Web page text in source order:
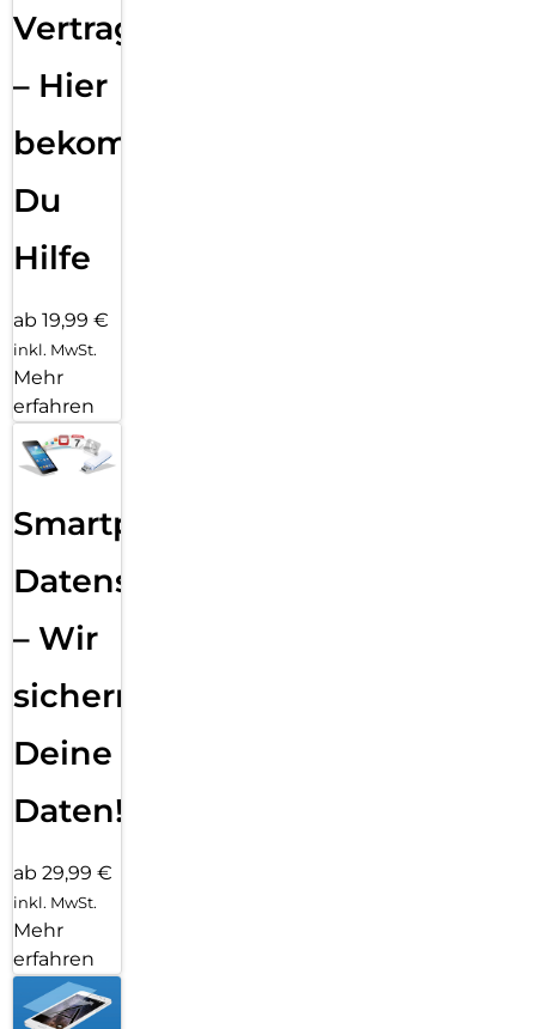
Vertragsabwicklung
– Hier
bekommst
Du
Hilfe
ab 19,99 €
inkl. MwSt.
Mehr
erfahren
Smartphone
Datensicherung
– Wir
sichern
Deine
Daten!
ab 29,99 €
inkl. MwSt.
Mehr
erfahren